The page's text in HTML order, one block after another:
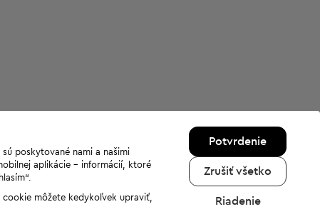
poskytované nami a našimi
aplikácie - informácií, ktoré
môžete kedykoľvek upraviť,
Potvrdenie
Zrušiť všetko
Riadenie